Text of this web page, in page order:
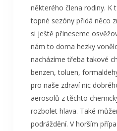
některého člena rodiny. K
topné sezóny přidá něco
si ještě přineseme
nám to doma hezky
nacházíme třeba takové
benzen, toluen,
pro naše zdraví nic
aerosolů z těchto
rozbolet hlava. Také
podráždění. V horším